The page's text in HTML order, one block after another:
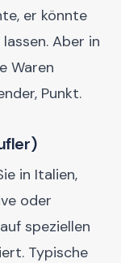
er könnte
Aber in
Waren
Punkt.
in Italien,
oder
speziellen
Typische